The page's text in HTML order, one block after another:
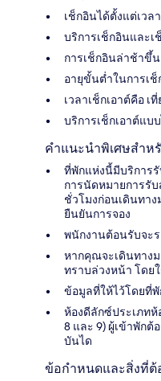
เช็กอินได้ตั้งแต่เวล
บริการเช็กอินและเ
การเช็กอินล่าช้าขึ้
อายุขั้นต่ำในการเช็
เวลาเช็กเอาต์คือ เที่
บริการเช็กเอาต์แบ
คำแนะนำพิเศษสำห
ที่พักแห่งนี้มีบริการ
การนัดหมายการรั
ชั่วโมงก่อนเดินทา
ยืนยันการจอง
พนักงานต้อนรับจะ
หากคุณจะเดินทางม
ทราบล่วงหน้า โดย
ข้อมูลที่ให้ไว้โดยที่
ห้องดีลักซ์ประเภท
8 และ 9) ผู้เข้าพัก
บันได
ข้อกำหนดและสิ่งที่ต้